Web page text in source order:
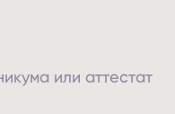
или аттестат